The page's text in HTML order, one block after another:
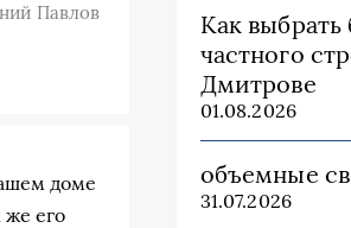
Павлов
доме
его
Как выбрать
частного
Дмитрове
01.08.2026
объемные
31.07.2026